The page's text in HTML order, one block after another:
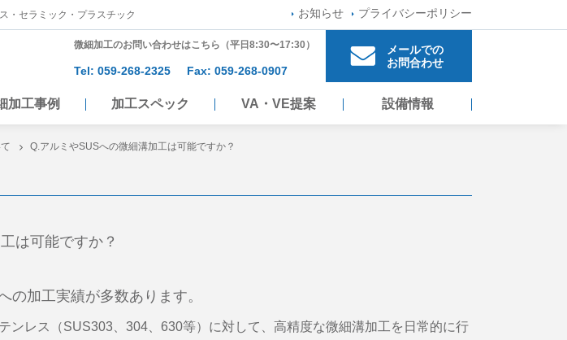
・セラミック・プラスチック お知らせ プライバシーポリシー
微細加工のお問い合わせはこちら （平日8:30〜17:30）
Tel: 059-268-2325 Fax: 059-268-0907
メールでの
お問合わせ
加工事例 加工スペック VA・VE提案 設備情報
Q.アルミやSUSへの微細溝加工は可能ですか？
は可能ですか？
の加工実績が多数あります。
ンレス（SUS303、304、630等）に対して、高精度な微細溝加工を日常的に行